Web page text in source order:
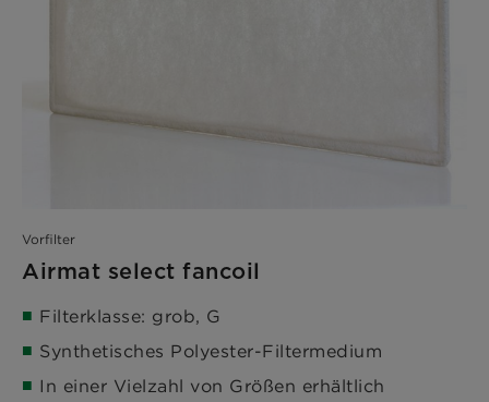
Vorfilter
Airmat select fancoil
Filterklasse: grob, G
Synthetisches Polyester-Filtermedium
In einer Vielzahl von Größen erhältlich